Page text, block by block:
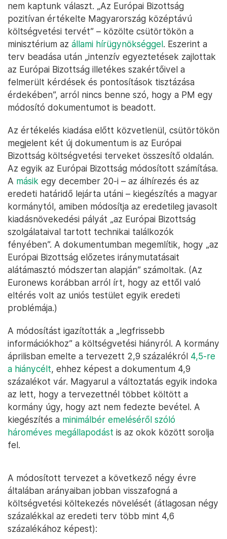
nem kaptunk választ. „Az Európai Bizottság
pozitívan értékelte Magyarország középtávú
költségvetési tervét” – közölte csütörtökön a
minisztérium az állami hírügynökséggel. Eszerint a
terv beadása után „intenzív egyeztetések zajlottak
az Európai Bizottság illetékes szakértőivel a
felmerült kérdések és pontosítások tisztázása
érdekében”, arról nincs benne szó, hogy a PM egy
módosító dokumentumot is beadott.
Az értékelés kiadása előtt közvetlenül, csütörtökön
megjelent két új dokumentum is az Európai
Bizottság költségvetési terveket összesítő oldalán.
Az egyik az Európai Bizottság módosított számítása.
A másik egy december 20-i – az álhírezés és az
eredeti határidő lejárta utáni – kiegészítés a magyar
kormánytól, amiben módosítja az eredetileg javasolt
kiadásnövekedési pályát „az Európai Bizottság
szolgálataival tartott technikai találkozók
fényében”. A dokumentumban megemlítik, hogy „az
Európai Bizottság előzetes iránymutatásait
alátámasztó módszertan alapján” számoltak. (Az
Euronews korábban arról írt, hogy az ettől való
eltérés volt az uniós testület egyik eredeti
problémája.)
A módosítást igazították a „legfrissebb
információkhoz” a költségvetési hiányról. A kormány
áprilisban emelte a tervezett 2,9 százalékról 4,5-re
a hiánycélt, ehhez képest a dokumentum 4,9
százalékot vár. Magyarul a változtatás egyik indoka
az lett, hogy a tervezettnél többet költött a
kormány úgy, hogy azt nem fedezte bevétel. A
kiegészítés a minimálbér emeléséről szóló
hároméves megállapodást is az okok között sorolja
fel.
A módosított tervezet a következő négy évre
általában arányaiban jobban visszafogná a
költségvetési költekezés növelését (átlagosan négy
százalékkal az eredeti terv több mint 4,6
százalékához képest):